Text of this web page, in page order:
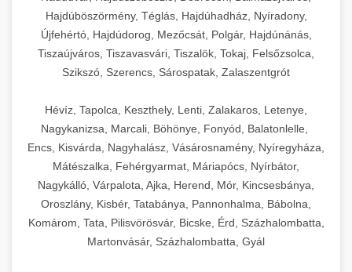
Hajdúböszörmény, Téglás, Hajdúhadház, Nyíradony,
Újfehértó, Hajdúdorog, Mezőcsát, Polgár, Hajdúnánás,
Tiszaújváros, Tiszavasvári, Tiszalök, Tokaj, Felsőzsolca,
Szikszó, Szerencs, Sárospatak, Zalaszentgrót
Hévíz, Tapolca, Keszthely, Lenti, Zalakaros, Letenye,
Nagykanizsa, Marcali, Böhönye, Fonyód, Balatonlelle,
Encs, Kisvárda, Nagyhalász, Vásárosnamény, Nyíregyháza,
Mátészalka, Fehérgyarmat, Máriapócs, Nyírbátor,
Nagykálló, Várpalota, Ajka, Herend, Mór, Kincsesbánya,
Oroszlány, Kisbér, Tatabánya, Pannonhalma, Bábolna,
Komárom, Tata, Pilisvörösvár, Bicske, Érd, Százhalombatta,
Martonvásár, Százhalombatta, Gyál